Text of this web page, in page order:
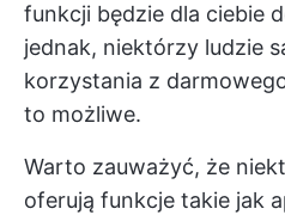
funkcji będzie dla ciebie
jednak, niektórzy ludzie
korzystania z
to możliwe.
Warto zauważyć, że
oferują funkcje takie jak